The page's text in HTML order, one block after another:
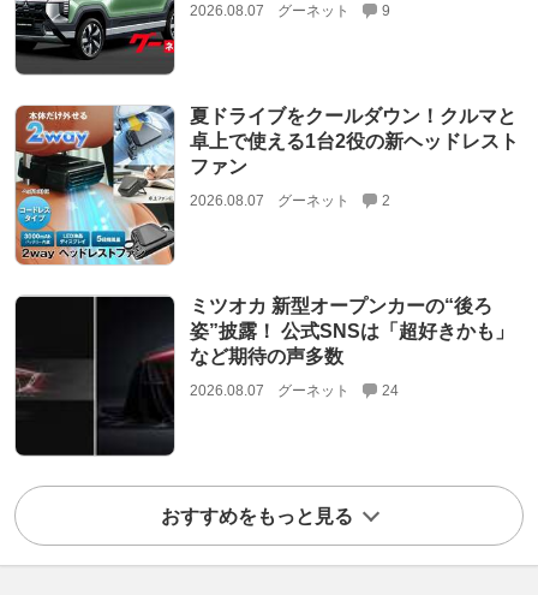
2026.08.07 グーネット 9
夏ドライブをクールダウン！クルマと
卓上で使える1台2役の新ヘッドレスト
ファン
2026.08.07 グーネット 2
ミツオカ 新型オープンカーの“後ろ
姿”披露！ 公式SNSは「超好きかも」
など期待の声多数
2026.08.07 グーネット 24
おすすめをもっと見る